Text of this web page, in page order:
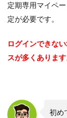
定期専用マイペ
定が必要です。
ログインできな
スが多くあります
初め